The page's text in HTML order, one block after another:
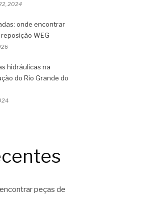
2024
onde encontrar
WEG
hidráulicas na
do Rio Grande do
peças de